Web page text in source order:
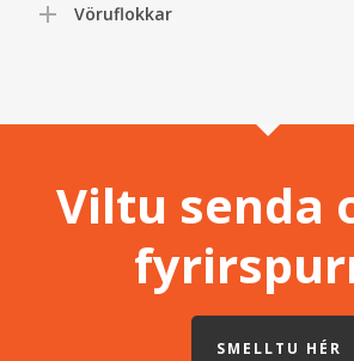
Vöruflokkar
Viltu senda
SMELLTU HÉR